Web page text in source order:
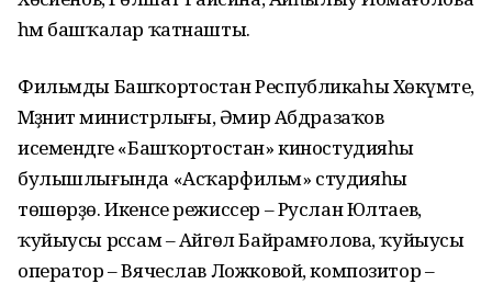
һәм башҡалар ҡатнашты.
Фильмды Башҡортостан Республикаһы Хөкүмәте,
Мәҙәниәт министрлығы, Әмир Абдразаҡов
исемендәге «Башҡортостан» киностудияһы
булышлығында «Асҡарфильм» студияһы
төшөрҙө. Икенсе режиссер – Руслан Юлтаев,
ҡуйыусы рәссам – Айгөл Байрамғолова, ҡуйыусы
оператор – Вячеслав Ложковой, композитор –